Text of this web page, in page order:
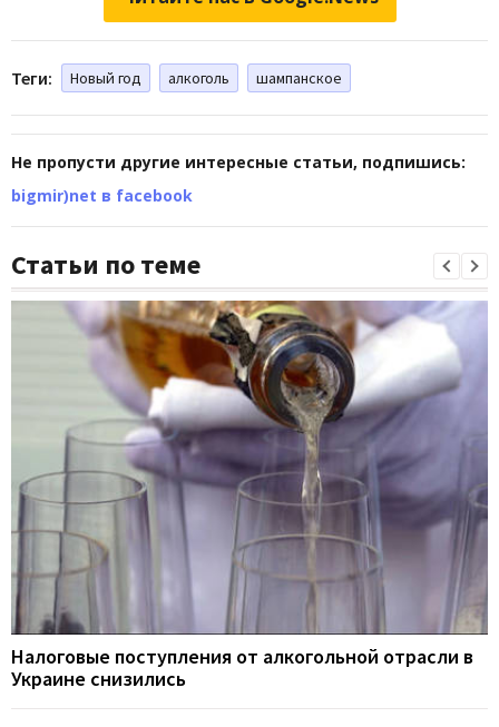
Теги: Новый год алкоголь шампанское
Не пропусти другие интересные статьи, подпишись:
bigmir)net в facebook
Статьи по теме
Налоговые поступления от алкогольной отрасли в
Украине снизились